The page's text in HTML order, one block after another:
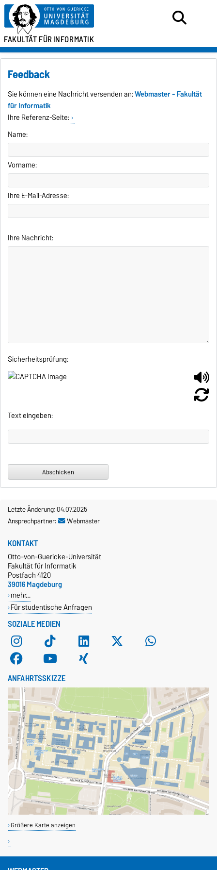
FAKULTÄT FÜRINFORMATIK
Feedback
Sie können eine Nachricht versenden an:Webmaster - Fakultät
für Informatik
Ihre Referenz-Seite:
Name:
Vorname:
Ihre E-Mail-Adresse:
Ihre Nachricht:
Sicherheitsprüfung:
Text eingeben:
Letzte Änderung: 04.07.2025
Ansprechpartner:
Webmaster
SOZIALE MEDIEN
KONTAKT
Otto-von-Guericke-Universität
Fakultät für Informatik
Postfach 4120
39016 Magdeburg
mehr…
Für studentische Anfragen
ANFAHRTSSKIZZE
Größere Karte anzeigen